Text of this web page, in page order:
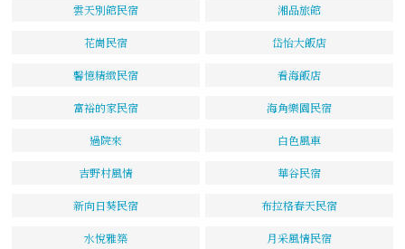
雲天別館民宿 湘品旅館
花崗民宿 岱怡大飯店
馨憶精緻民宿 看海飯店
富裕的家民宿 海角樂園民宿
過院來 白色風車
吉野村風情 華谷民宿
新向日葵民宿 布拉格春天民宿
水悅雅築 月采風情民宿